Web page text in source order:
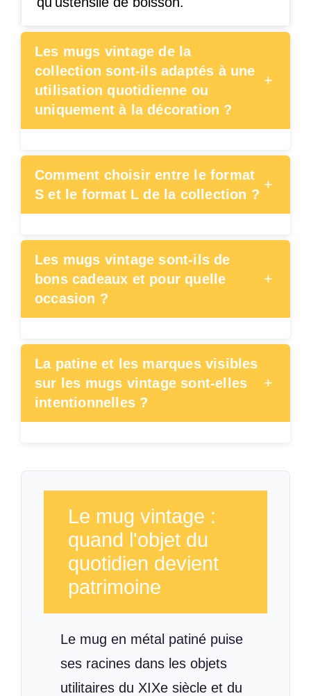
Les mugs vintage de la
collection sont-ils adaptés à une
utilisation quotidienne ou
uniquement à la décoration ?
+
Comment choisir entre le format
S et le format L de la collection ?
+
Les mugs vintage sont-ils de
bons cadeaux et pour quelle
occasion ?
+
La patine et les marques visibles
sur les mugs vintage sont-elles
intentionnelles ?
+
Le mug vintage :
quand l'objet du
quotidien devient
patrimoine
Le mug en métal patiné puise
ses racines dans les objets
utilitaires du XIXe siècle et du